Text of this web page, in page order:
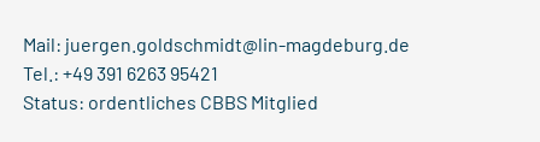
Mail: juergen.goldschmidt@lin-magdeburg.de
Tel.: +49 391 6263 95421
Status: ordentliches CBBS Mitglied